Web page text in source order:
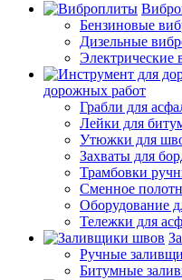
Бензиновые
Дизельные
Электрические
дорожных работ
Грабли для
Лейки для
Утюжки для
Захваты для
Трамбовки
Сменное
Оборудование
Тележки для
Ручные
Битумные